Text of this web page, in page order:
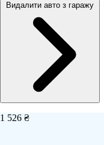
Видалити авто з гаражу
1 526 ₴